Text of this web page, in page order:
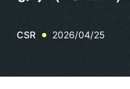
CSR 2026/04/25